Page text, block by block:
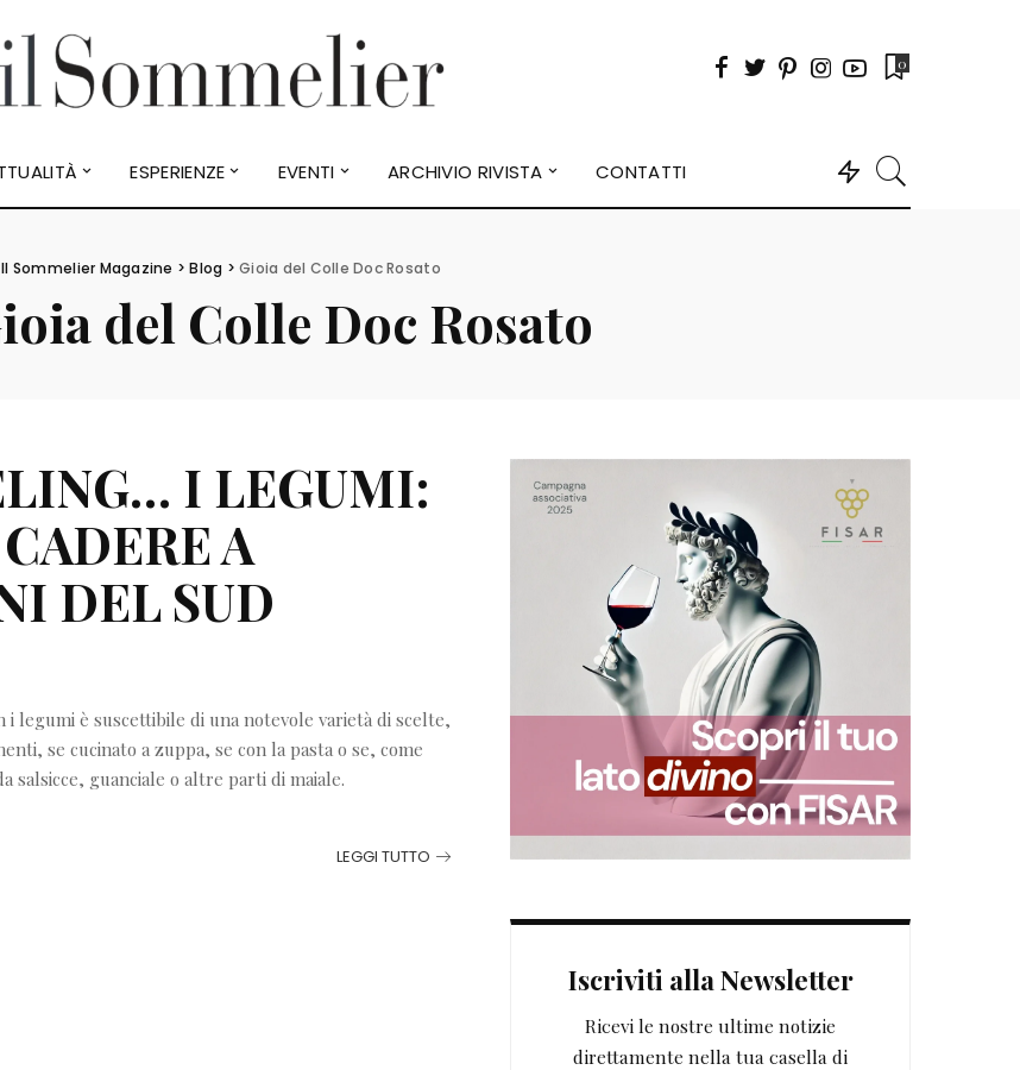
0
ESPERIENZE EVENTI ARCHIVIO RIVISTA CONTATTI
Il Sommelier Magazine >Blog >Gioia del Colle Doc Rosato
del Colle Doc Rosato
I LEGUMI:
A
DEL SUD
legumi è suscettibile di una notevole varietà di scelte,
se cucinato a zuppa, se con la pasta o se, come
salsicce, guanciale o altre parti di maiale.
LEGGI TUTTO
Iscriviti alla Newsletter
Ricevi le nostre ultime notizie
direttamente nella tua casella di